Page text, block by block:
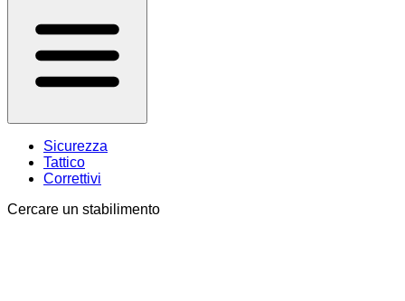
Sicurezza
Tattico
Correttivi
Cercare un stabilimento